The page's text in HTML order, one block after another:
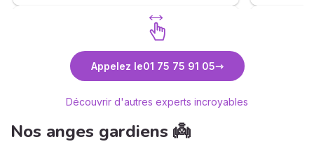
mon avenir, un fil rouge qui éclaire ma vie.
La capacité à prendre de la hauteur sur
les événements en reliant les uns avec les
autres donne du relief à la consultation.
Nul doute que mes efforts auront un
beaucoup apprécié. A très bientôt.
Découvrez Sabrina de Saint Ange
Appelez le01 75 75 91 05
Découvrir d'autres experts incroyables
Nos anges gardiens 👼